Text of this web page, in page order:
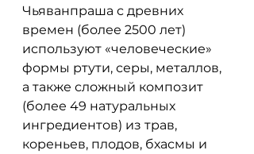
Чьяванпраша с древних
времен (более 2500 лет)
используют «человеческие»
формы ртути, серы, металлов,
а также сложный композит
(более 49 натуральных
ингредиентов) из трав,
кореньев, плодов, бхасмы и